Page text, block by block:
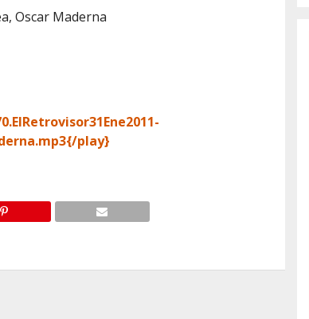
Oscar Maderna
{/play}